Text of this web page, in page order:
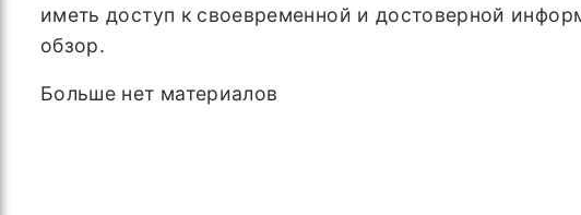
иметь доступ к своевременной и достоверной
обзор.
Больше нет материалов